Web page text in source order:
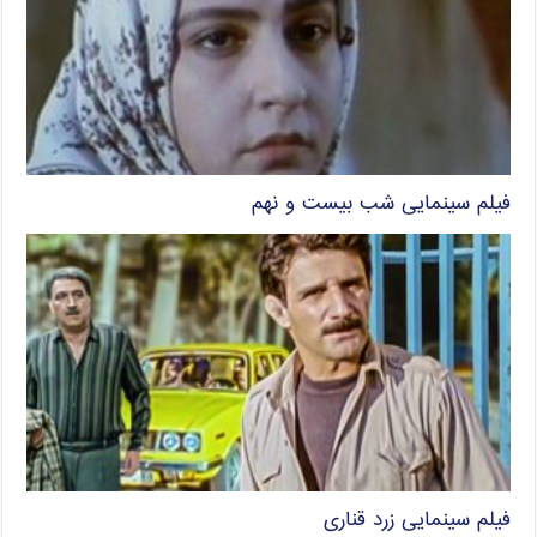
فیلم سینمایی شب بیست و نهم
فیلم سینمایی زرد قناری